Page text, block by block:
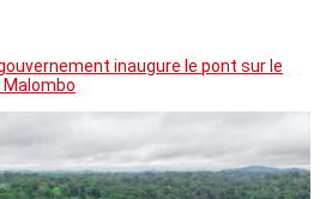
inaugure le pont sur le
Malombo